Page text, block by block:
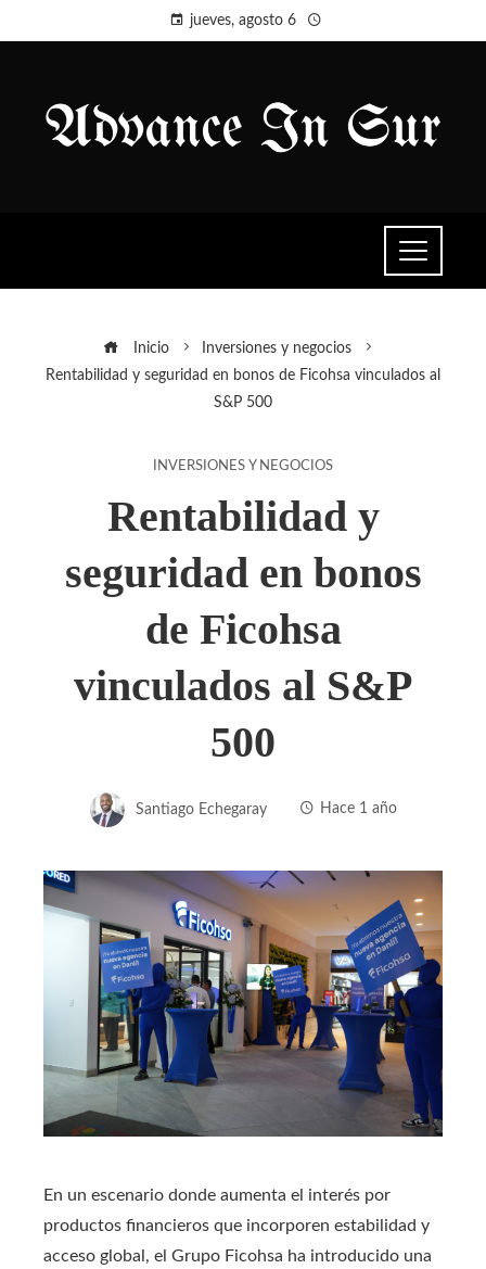
jueves, agosto 6
Inicio
Inversiones y negocios
Rentabilidad y seguridad en bonos de Ficohsa vinculados al
S&P 500
INVERSIONES Y NEGOCIOS
Rentabilidad y
seguridad en bonos
de Ficohsa
vinculados al S&P
500
Santiago Echegaray Hace 1 año
En un escenario donde aumenta el interés por
productos financieros que incorporen estabilidad y
acceso global, el Grupo Ficohsa ha introducido una